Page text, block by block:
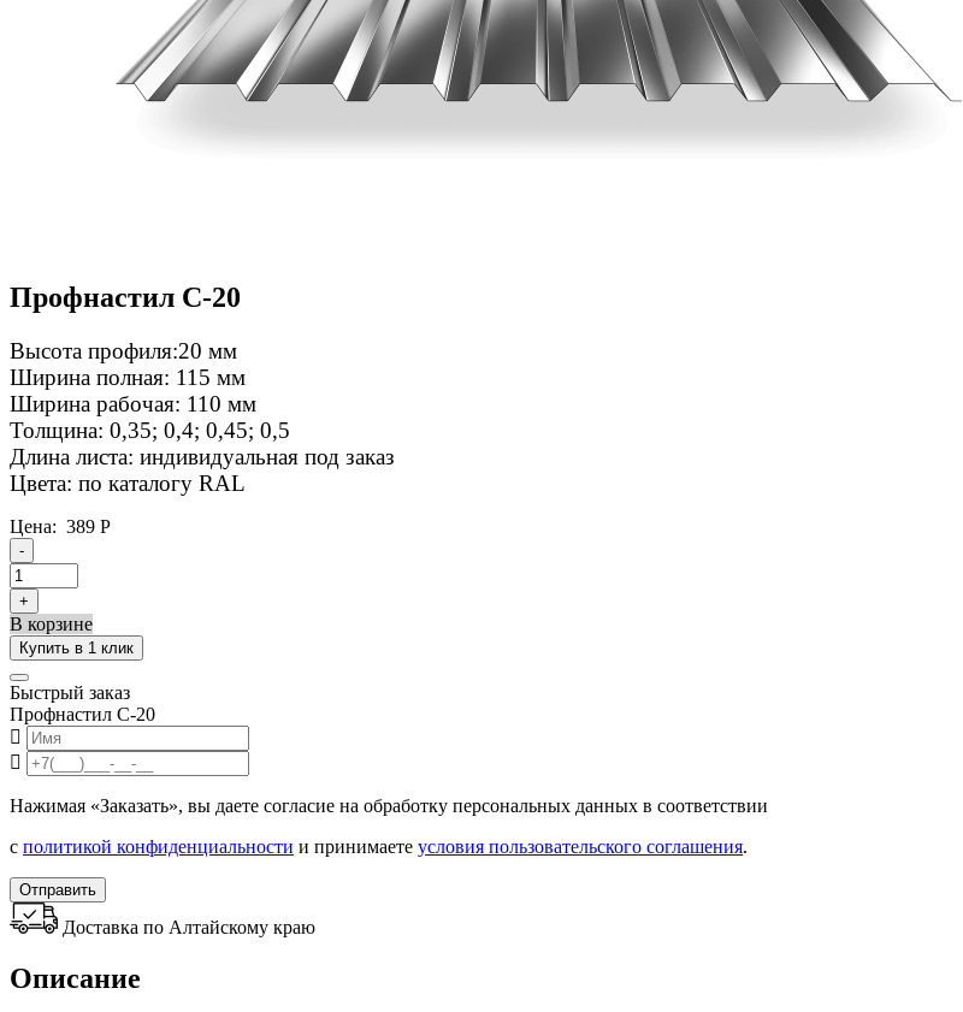
Профнастил С-20
Высота профиля:20 мм
Ширина полная: 115 мм
Ширина рабочая: 110 мм
Толщина: 0,35; 0,4; 0,45; 0,5
Длина листа: индивидуальная под заказ
Цвета: по каталогу RAL
Цена: 389 Р
-
+
В корзине
Купить в 1 клик
Быстрый заказ
Профнастил С-20
Нажимая «Заказать», вы даете согласие на обработку персональных данных в соответствии
с политикой конфиденциальности и принимаете условия пользовательского соглашения.
Отправить
Доставка по Алтайскому краю
Описание